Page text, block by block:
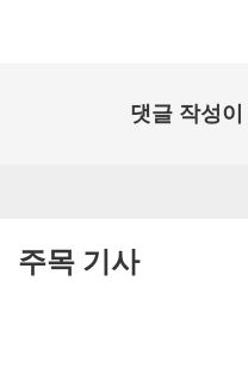
댓글 작성
주목 기사